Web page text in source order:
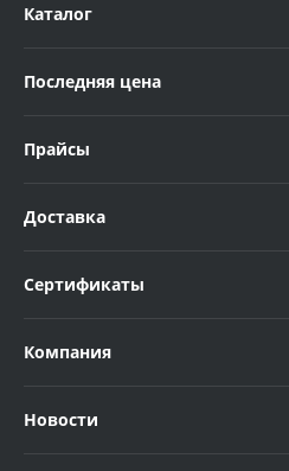
Каталог
Последняя цена
Прайсы
Доставка
Сертификаты
Компания
Новости